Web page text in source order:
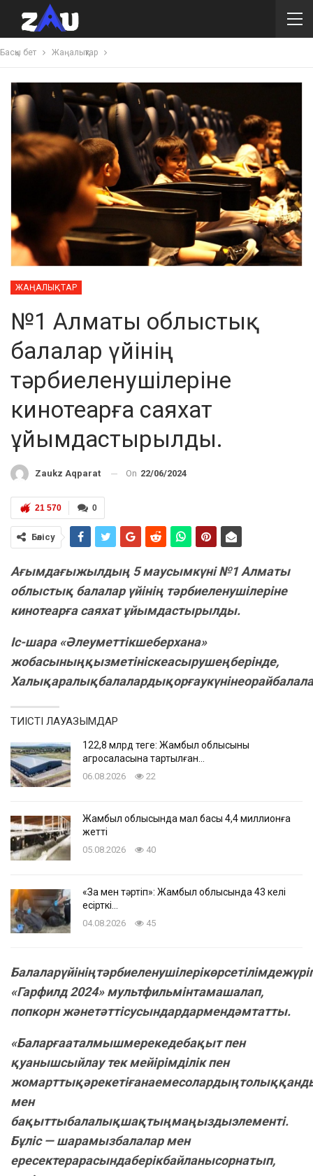
Басқы бет Жаңалықтар
ЖАҢАЛЫҚТАР
№1 Алматы облыстық
балалар үйінің
тәрбиеленушілеріне
кинотеарға саяхат
ұйымдастырылды.
Zaukz Aqparat On 22/06/2024
0
21 570
Бөлісу
Ағымдағыжылдың 5 маусымкүні №1 Алматы
облыстық балалар үйінің тәрбиеленушілеріне
кинотеарға саяхат ұйымдастырылды.
Іс-шара «Әлеуметтікшеберхана»
жобасыныңқызметініскеасырушеңберінде,
ТИІСТІ ЛАУАЗЫМДАР
122,8 млрд теңге: Жамбыл облысының
агросаласына тартылған…
06.08.2026 22
Жамбыл облысында мал басы 4,4 миллионға
жетті
05.08.2026 40
«Заң мен тәртіп»: Жамбыл облысында 43 келі
есірткі…
04.08.2026 45
«Гарфилд 2024» мультфильмінтамашалап,
попкорн жәнетәттісусындардармендәмтатты.
«Баларғааталмышмерекедебақыт пен
қуанышсыйлау тек мейірімділік пен
мен
бақыттыбалалықшақтыңмаңыздыэлементі.
Бұліс — шарамызбалалар мен
ересектерарасындаберікбайланысорнатып,